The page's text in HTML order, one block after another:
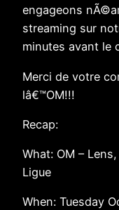
engageons
streaming sur
minutes avant le
Merci de votre
lâ€™OM!!!
Recap:
What: OM –
Ligue
When: Tuesday